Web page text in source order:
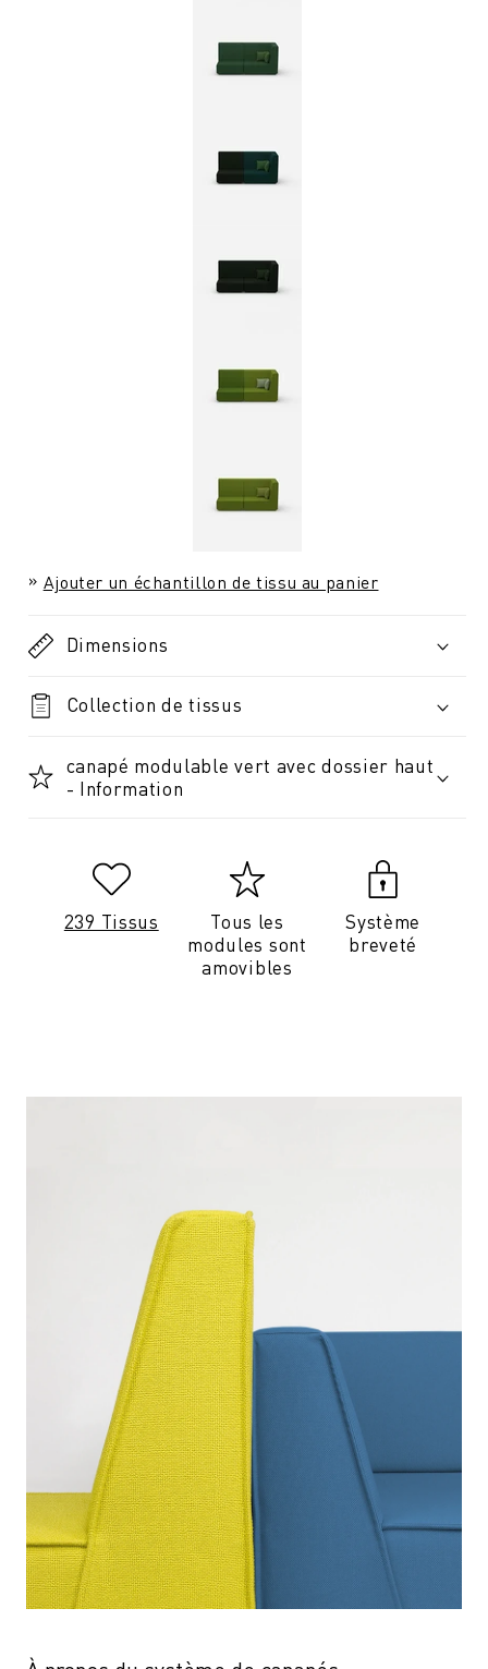
Ajouter un échantillon de tissu au panier
Dimensions
Collection de tissus
canapé modulable vert avec dossier haut
- Information
239 Tissus
Tous les
modules sont
amovibles
Système
breveté